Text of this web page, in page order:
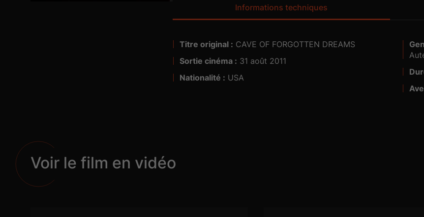
Informations techniques
Titre original : CAVE OF FORGOTTEN DREAMS
Sortie cinéma : 31 août 2011
Nationalité : USA
Visa n° :
Partenaires médias :
Voir le film en vidéo